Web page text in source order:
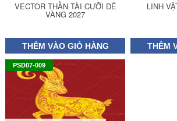
VECTOR THẦN TÀI CƯỠI DÊ
VÀNG 2027
THÊM VÀO GIỎ HÀNG
LINH
THÊM
PSD07-009